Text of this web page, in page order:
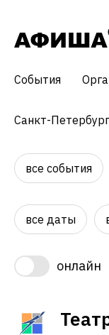
События
Санкт-Петербург
все события
все даты
онлайн